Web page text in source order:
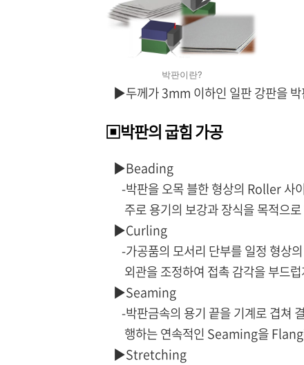
박판이란?
▶두께가 3mm 이하인 일판 강판을 박
▣박판의 굽힘 가공
▶Beading
-박판을 오목 블한 형상의 Roller 사
주로 용기의 보강과 장식을 목적으로
▶Curling
-가공품의 모서리 단부를 일정 형상
외관을 조정하여 접촉 감각을 부드럽
▶Seaming
-박판금속의 용기 끝을 기계로 겹쳐
행하는 연속적인 Seaming을
▶Stretching